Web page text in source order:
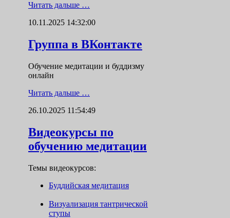
Читать дальше …
10.11.2025 14:32:00
Группа в ВКонтакте
Обучение медитации и буддизму
онлайн
Читать дальше …
26.10.2025 11:54:49
Видеокурсы по
обучению медитации
Темы видеокурсов:
Буддийская медитация
Визуализация тантрической
ступы